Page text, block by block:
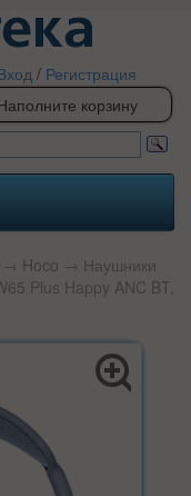
/ Регистрация
корзину
→ Hoco → Наушники
Plus Happy ANC BT,